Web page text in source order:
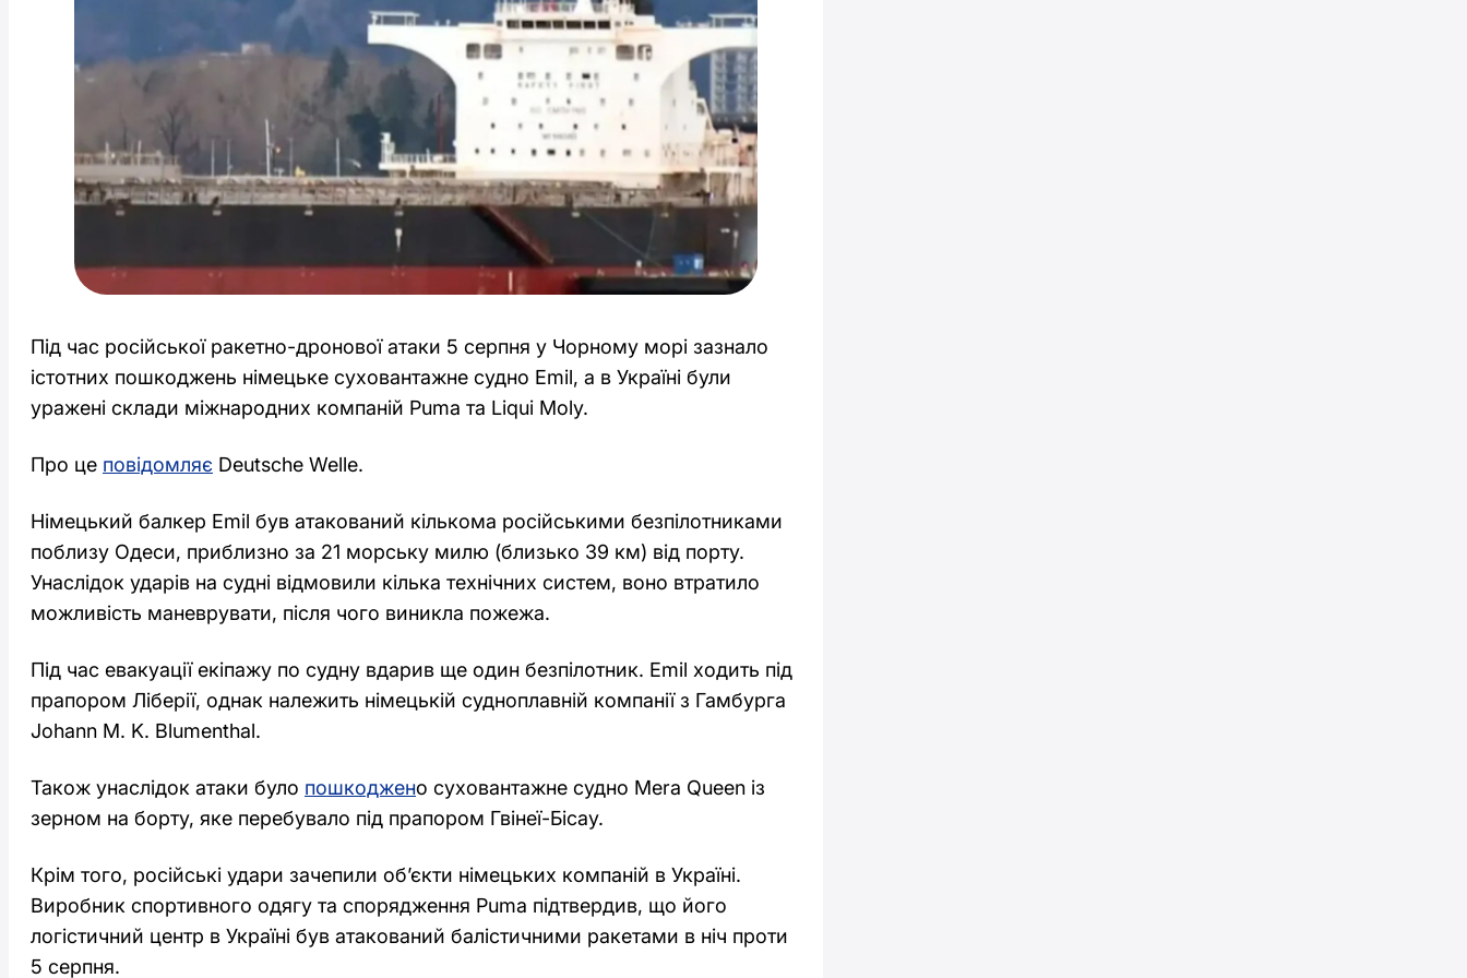
Під час російської ракетно-дронової атаки 5 серпня у Чорному морі зазнало
істотних пошкоджень німецьке суховантажне судно Emil, а в Україні були
уражені склади міжнародних компаній Puma та Liqui Moly.
Про це повідомляє Deutsche Welle.
Німецький балкер Emil був атакований кількома російськими безпілотниками
поблизу Одеси, приблизно за 21 морську милю (близько 39 км) від порту.
Унаслідок ударів на судні відмовили кілька технічних систем, воно втратило
можливість маневрувати, після чого виникла пожежа.
Під час евакуації екіпажу по судну вдарив ще один безпілотник. Emil ходить під
прапором Ліберії, однак належить німецькій судноплавній компанії з Гамбурга
Johann M. K. Blumenthal.
Також унаслідок атаки було пошкоджено суховантажне судно Mera Queen із
зерном на борту, яке перебувало під прапором Гвінеї-Бісау.
Крім того, російські удари зачепили об’єкти німецьких компаній в Україні.
Виробник спортивного одягу та спорядження Puma підтвердив, що його
логістичний центр в Україні був атакований балістичними ракетами в ніч проти
5 серпня.